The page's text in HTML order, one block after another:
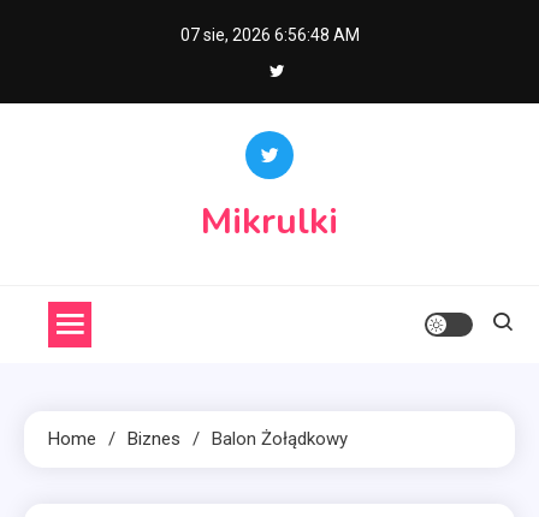
07 sie, 2026 6:56:49 AM
Mikrulki
Home Biznes Balon Żołądkowy